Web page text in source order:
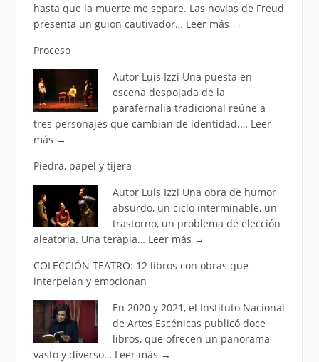
hasta que la muerte me separe. Las novias de Freud
presenta un guion cautivador… Leer más →
Proceso
Autor Luis Izzi Una puesta en
escena despojada de la
parafernalia tradicional reúne a
tres personajes que cambian de identidad.… Leer
más →
Piedra, papel y tijera
Autor Luis Izzi Una obra de humor
absurdo, un ciclo interminable, un
trastorno, un problema de elección
aleatoria. Una terapia… Leer más →
COLECCIÓN TEATRO: 12 libros con obras que
interpelan y emocionan
En 2020 y 2021, el Instituto Nacional
de Artes Escénicas publicó doce
libros, que ofrecen un panorama
vasto y diverso… Leer más →